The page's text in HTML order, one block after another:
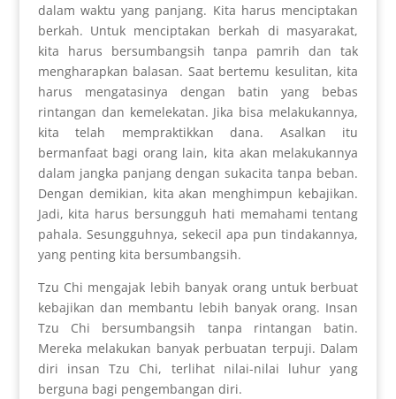
dalam waktu yang panjang. Kita harus menciptakan
berkah. Untuk menciptakan berkah di masyarakat,
kita harus bersumbangsih tanpa pamrih dan tak
mengharapkan balasan. Saat bertemu kesulitan, kita
harus mengatasinya dengan batin yang bebas
rintangan dan kemelekatan. Jika bisa melakukannya,
kita telah mempraktikkan dana. Asalkan itu
bermanfaat bagi orang lain, kita akan melakukannya
dalam jangka panjang dengan sukacita tanpa beban.
Dengan demikian, kita akan menghimpun kebajikan.
Jadi, kita harus bersungguh hati memahami tentang
pahala. Sesungguhnya, sekecil apa pun tindakannya,
yang penting kita bersumbangsih.
Tzu Chi mengajak lebih banyak orang untuk berbuat
kebajikan dan membantu lebih banyak orang. Insan
Tzu Chi bersumbangsih tanpa rintangan batin.
Mereka melakukan banyak perbuatan terpuji. Dalam
diri insan Tzu Chi, terlihat nilai-nilai luhur yang
berguna bagi pengembangan diri.